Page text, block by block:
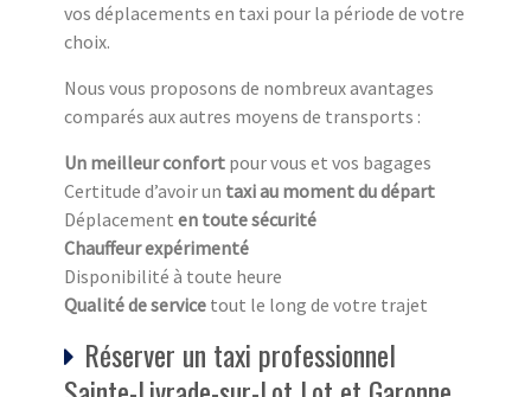
vos déplacements en taxi pour la période de votre
choix.
Nous vous proposons de nombreux avantages
comparés aux autres moyens de transports :
Un meilleur confort pour vous et vos bagages
Certitude d’avoir un taxi au moment du départ
Déplacement en toute sécurité
Chauffeur expérimenté
Disponibilité à toute heure
Qualité de service tout le long de votre trajet
Réserver un taxi professionnel